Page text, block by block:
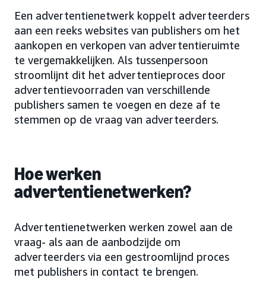
Een advertentienetwerk koppelt adverteerders
aan een reeks websites van publishers om het
aankopen en verkopen van advertentieruimte
te vergemakkelijken. Als tussenpersoon
stroomlijnt dit het advertentieproces door
advertentievoorraden van verschillende
publishers samen te voegen en deze af te
stemmen op de vraag van adverteerders.
Hoe werken
advertentienetwerken?
Advertentienetwerken werken zowel aan de
vraag- als aan de aanbodzijde om
adverteerders via een gestroomlijnd proces
met publishers in contact te brengen.